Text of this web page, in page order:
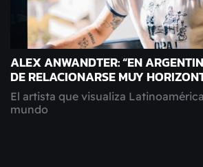
ALEX ANWANDTER: “EN
DE RELACIONARSE MUY
El artista que visualiza
mundo